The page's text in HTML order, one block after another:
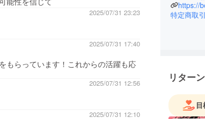
2025/07/31 23:23
2025/07/31 17:40
もらっています！これからの活躍も応
2025/07/31 12:56
2025/07/31 12:10
https://
特定商取
リター